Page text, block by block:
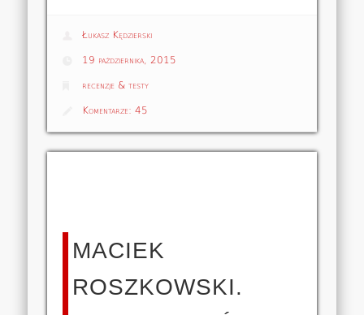
Łukasz Kędzierski
19 października, 2015
recenzje & testy
Komentarze:45
MACIEK
ROSZKOWSKI.